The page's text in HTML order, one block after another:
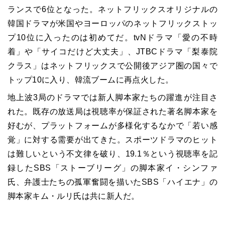
ランスで6位となった。ネットフリックスオリジナルの
韓国ドラマが米国やヨーロッパのネットフリックストッ
プ10位に入ったのは初めてだ。 tvN ドラマ「愛の不時
着」や「サイコだけど大丈夫」、 JTBC ドラマ「梨泰院
クラス」はネットフリックスで公開後アジア圏の国々で
トップ10に入り、韓流ブームに再点火した。
地上波3局のドラマでは新人脚本家たちの躍進が注目さ
れた。既存の放送局は視聴率が保証された著名脚本家を
好むが、プラットフォームが多様化するなかで「若い感
覚」に対する需要が出てきた。スポーツドラマのヒット
は難しいという不文律を破り、19.1％という視聴率を記
録した SBS 「ストーブリーグ」の脚本家イ・シンファ
氏、弁護士たちの孤軍奮闘を描いた SBS 「ハイエナ」の
脚本家キム・ルリ氏は共に新人だ。